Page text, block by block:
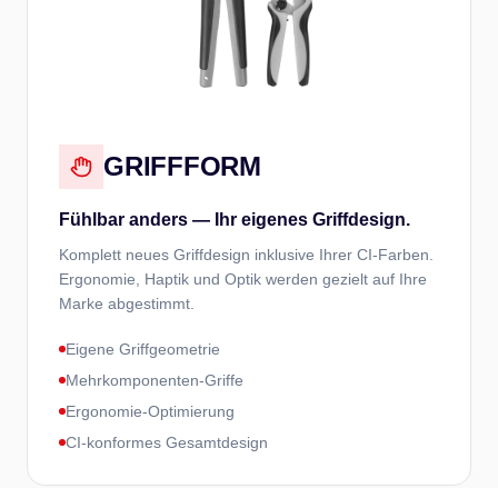
GRIFFFORM
Fühlbar anders — Ihr eigenes Griffdesign.
Komplett neues Griffdesign inklusive Ihrer CI-Farben.
Ergonomie, Haptik und Optik werden gezielt auf Ihre
Marke abgestimmt.
Eigene Griffgeometrie
Mehrkomponenten-Griffe
Ergonomie-Optimierung
CI-konformes Gesamtdesign